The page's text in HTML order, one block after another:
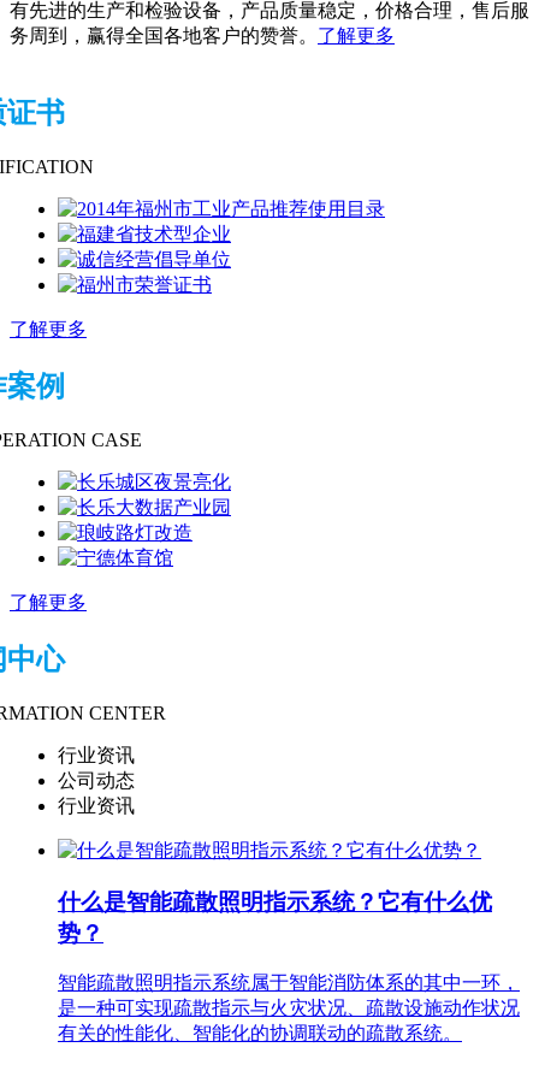
有先进的生产和检验设备，产品质量稳定，价格合理，售后服
务周到，赢得全国各地客户的赞誉。 了解更多
证书
了解更多
例
CASE
了解更多
中心
CENTER
行业资讯
公司动态
行业资讯
什么是智能疏散​照明指示系统？它有什么优
势？
智能疏散​照明指示系统属于智能消防体系的其中一环，
是一种可实现疏散指示与火灾状况、疏散设施动作状况
有关的性能化、智能化的协调联动的疏散系统。